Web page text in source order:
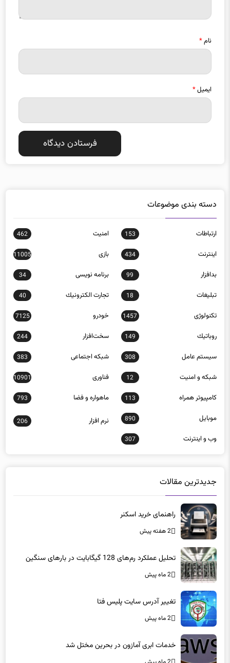
نام*
ایمیل*
دسته بندی موضوعات
ارتباطات 153 امنيت 462
اينترنت 434 بازی 11005
بدافزار 99 برنامه نويسی 34
تبلیغات 18 تجارت الكترونيك 40
تکنولوژی 1457 خودرو 7125
روباتيك 149 سخت‌افزار 244
سيستم عامل 308 شبكه اجتماعی 383
شبكه و امنيت 12 فناوری 10901
كامپيوتر همراه 113 ماهواره و فضا 793
موبايل 890 نرم افزار 206
وب و اينترنت 307
جدیدترین مقالات
راهنمای خرید اسکنر
2 هفته پیش
تحلیل عملکرد رم‌های 128 گیگابایت در بارهای سنگین
2 ماه پیش
تغییر آدرس سایت پلیس فتا
2 ماه پیش
خدمات ابری آمازون در بحرین مختل شد